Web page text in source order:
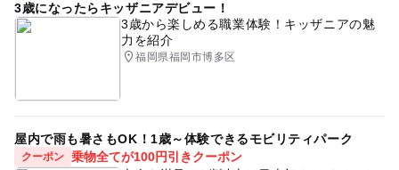
3歳になったらキッザニアデビュー！
3歳から楽しめる職業体験！キッザニアの魅
力を紹介
福岡県福岡市博多区
屋内で雨も暑さもOK！1歳～体験できるモビリティパーク
クーポン 乗物全てが100円引きクーポン